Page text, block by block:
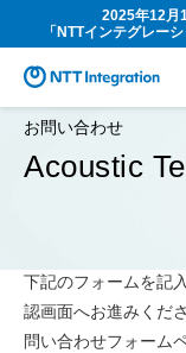
2025年12月
「NTTインテグレー
お問い合わせ
Acoustic
下記のフォームを記
認画面へお進みくだ
問い合わせフォーム